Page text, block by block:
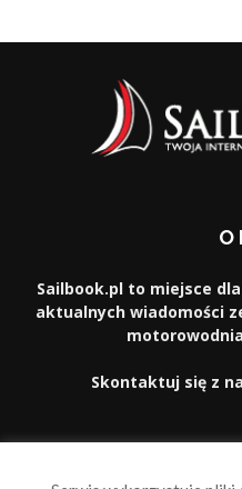
O
Sailbook.pl to miejsce
aktualnych wiadomości
Skontaktuj się z